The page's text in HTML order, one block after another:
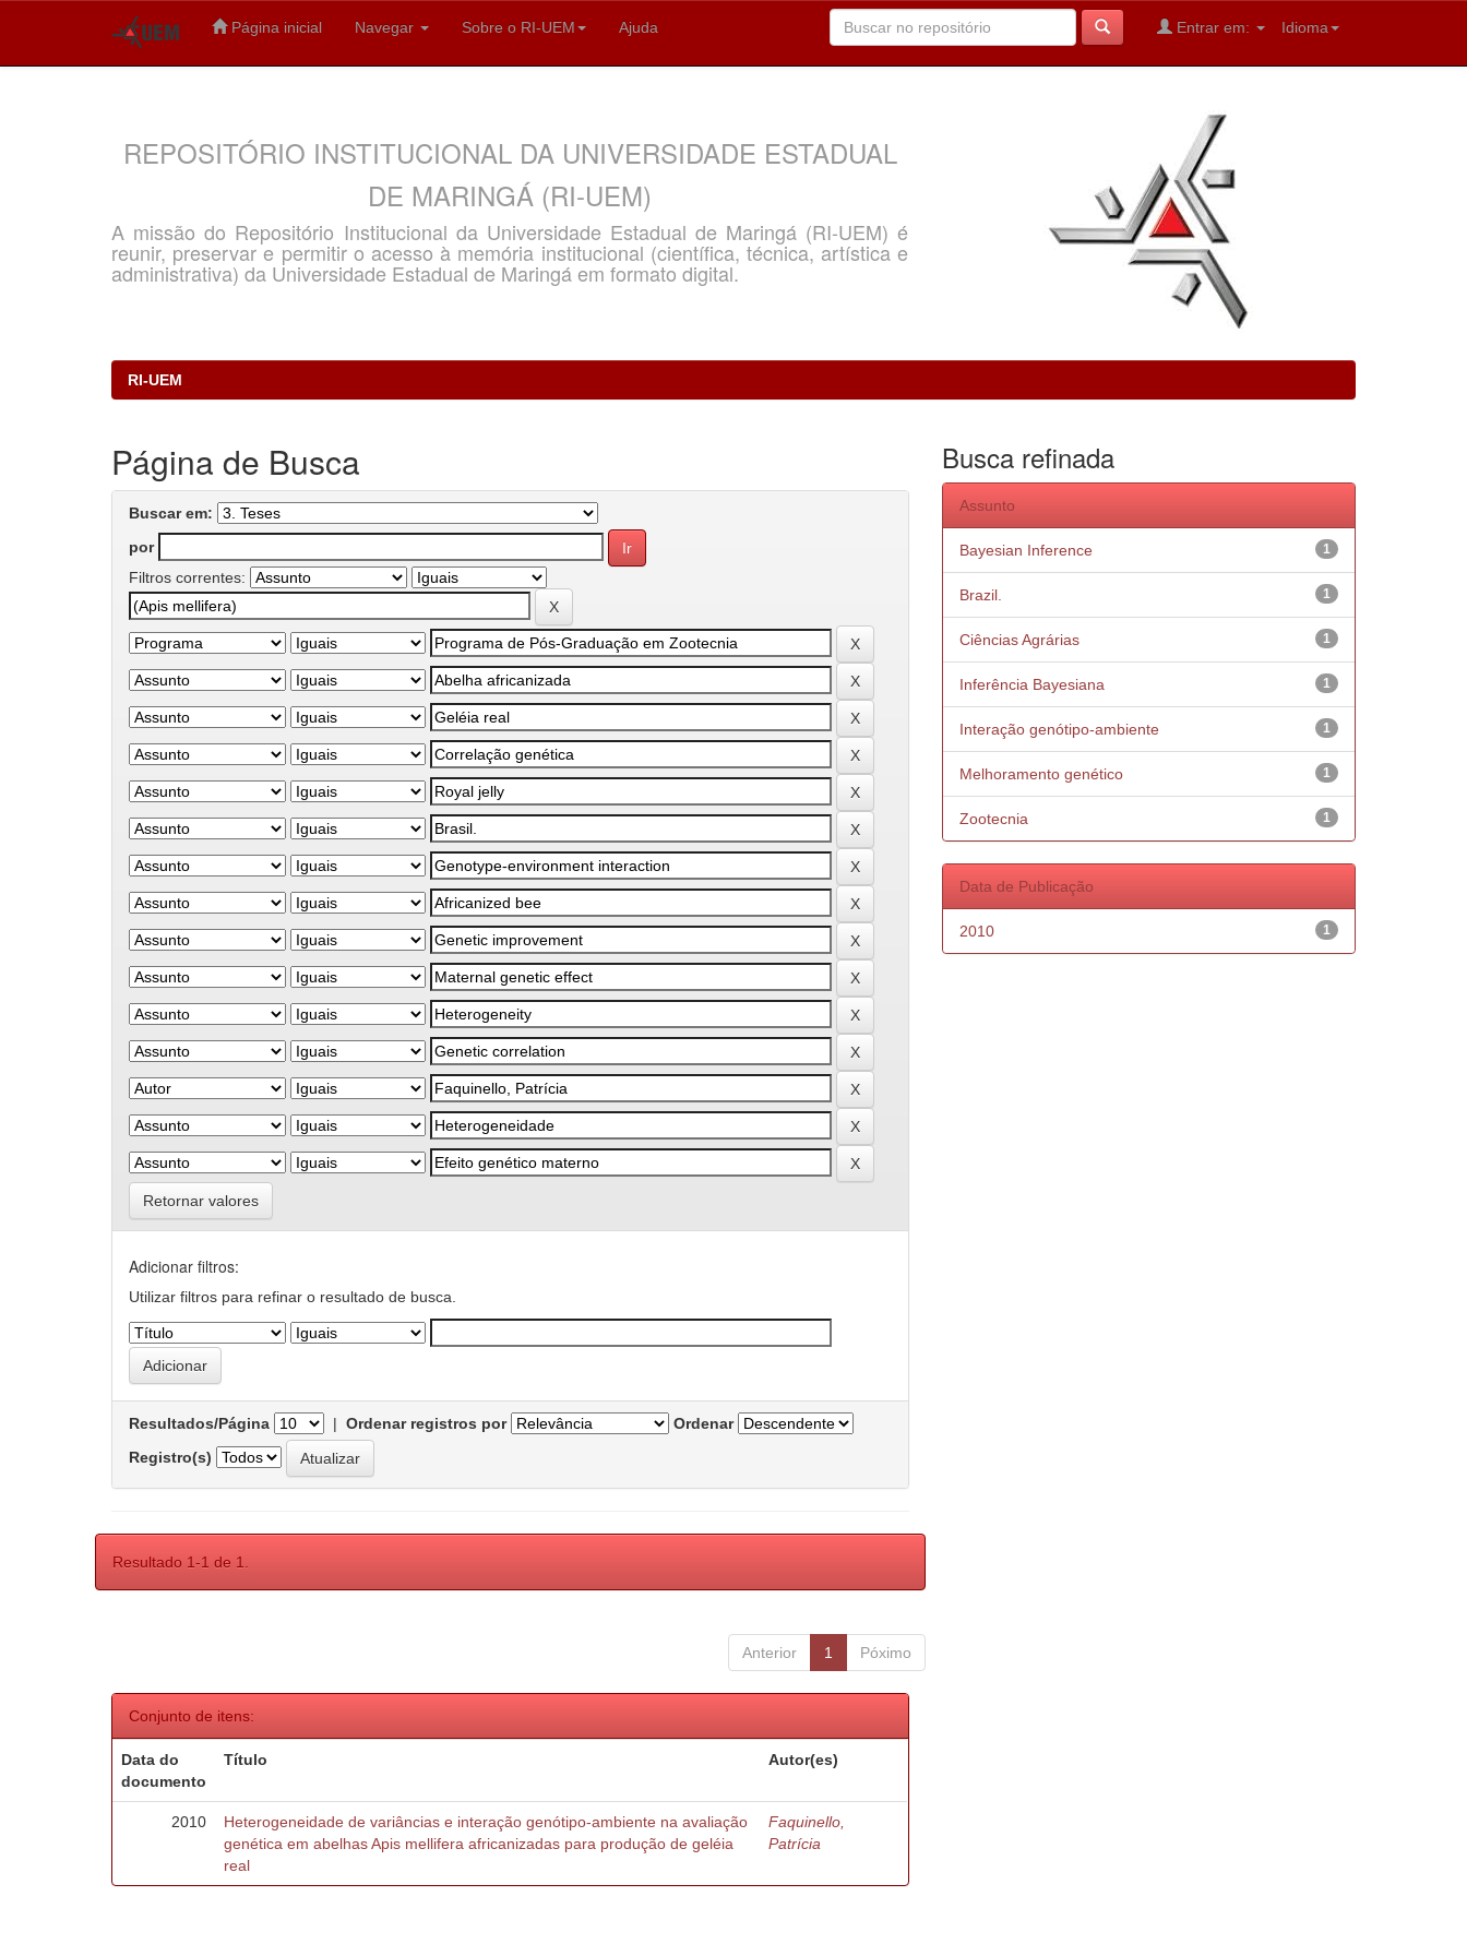
Página inicial Navegar Sobre o RI-UEM Ajuda Idioma
Entrar em:
REPOSITÓRIO INSTITUCIONAL DA UNIVERSIDADE ESTADUAL
DE MARINGÁ (RI-UEM)
A missão do Repositório Institucional da Universidade Estadual de Maringá (RI-UEM) é
reunir, preservar e permitir o acesso à memória institucional (científica, técnica, artística e
administrativa) da Universidade Estadual de Maringá em formato digital.
RI-UEM
Página de Busca
Buscar em:
por
Filtros correntes:
Retornar valores
Adicionar filtros:
Utilizar filtros para refinar o resultado de busca.
Resultados/Página | Ordenar registros por
Ordenar
Registro(s)
Resultado 1-1 de 1.
Anterior 1 Póximo
Conjunto de itens:
Data do
documento
Título Autor(es)
2010
Heterogeneidade de variâncias e interação genótipo-ambiente na avaliação
genética em abelhas Apis mellifera africanizadas para produção de geléia
real
Faquinello,
Patrícia
Busca refinada
Assunto
1
Bayesian Inference
1
Brazil.
1
Ciências Agrárias
1
Inferência Bayesiana
1
Interação genótipo-ambiente
1
Melhoramento genético
1
Zootecnia
Data de Publicação
1
2010